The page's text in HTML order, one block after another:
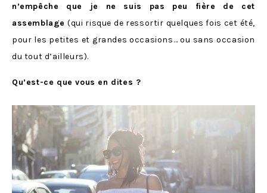
n’empêche que je ne suis pas peu fière de cet
assemblage (qui risque de ressortir quelques fois cet été,
pour les petites et grandes occasions… ou sans occasion
du tout d’ailleurs).
Qu’est-ce que vous en dites ?